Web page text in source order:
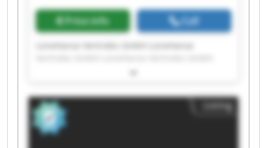
Price info Call
LüneHanse Vertriebs GmbH LüneHanse
LüneHanse Vertriebs GmbH LüneHanse
Vertriebs GmbH LüneHanse Vertriebs GmbH
LüneHanse Vertriebs GmbH LüneHanse
Vertriebs GmbH LüneHanse Vertriebs GmbH
Listing